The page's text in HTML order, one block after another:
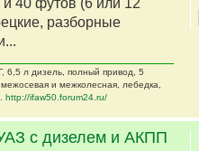
40 футов (6 или 12
разборные
6,5 л дизель, полный привод, 5
и межколесная, лебедка,
http://ifaw50.forum24.ru/
с дизелем и АКПП